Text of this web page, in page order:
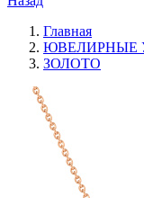
Главная
ЮВЕЛИРНЫЕ
ЗОЛОТО